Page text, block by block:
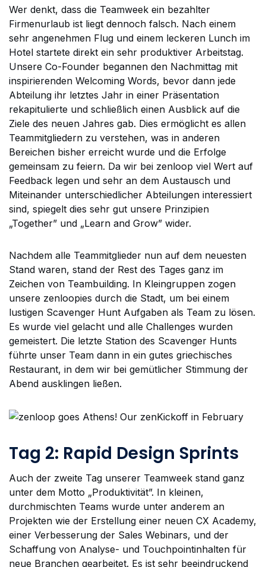
Wer denkt, dass die Teamweek ein bezahlter
Firmenurlaub ist liegt dennoch falsch. Nach einem
sehr angenehmen Flug und einem leckeren Lunch im
Hotel startete direkt ein sehr produktiver Arbeitstag.
Unsere Co-Founder begannen den Nachmittag mit
inspirierenden Welcoming Words, bevor dann jede
Abteilung ihr letztes Jahr in einer Präsentation
rekapitulierte und schließlich einen Ausblick auf die
Ziele des neuen Jahres gab. Dies ermöglicht es allen
Teammitgliedern zu verstehen, was in anderen
Bereichen bisher erreicht wurde und die Erfolge
gemeinsam zu feiern. Da wir bei zenloop viel Wert auf
Feedback legen und sehr an dem Austausch und
Miteinander unterschiedlicher Abteilungen interessiert
sind, spiegelt dies sehr gut unsere Prinzipien
„Together” und „Learn and Grow” wider.
Nachdem alle Teammitglieder nun auf dem neuesten
Stand waren, stand der Rest des Tages ganz im
Zeichen von Teambuilding. In Kleingruppen zogen
unsere zenloopies durch die Stadt, um bei einem
lustigen Scavenger Hunt Aufgaben als Team zu lösen.
Es wurde viel gelacht und alle Challenges wurden
gemeistert. Die letzte Station des Scavenger Hunts
führte unser Team dann in ein gutes griechisches
Restaurant, in dem wir bei gemütlicher Stimmung der
Abend ausklingen ließen.
Tag 2: Rapid Design Sprints
Auch der zweite Tag unserer Teamweek stand ganz
unter dem Motto „Produktivität”. In kleinen,
durchmischten Teams wurde unter anderem an
Projekten wie der Erstellung einer neuen CX Academy,
einer Verbesserung der Sales Webinars, und der
Schaffung von Analyse- und Touchpointinhalten für
neue Branchen gearbeitet. Es ist sehr beeindruckend